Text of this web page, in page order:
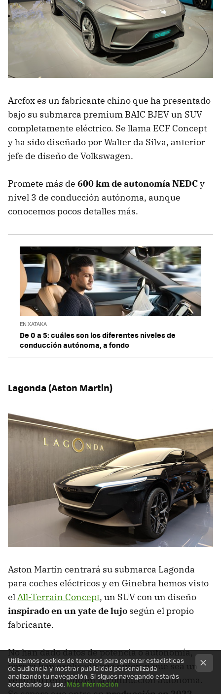
Arcfox es un fabricante chino que ha presentado
bajo su submarca premium BAIC BJEV un SUV
completamente eléctrico. Se llama ECF Concept
y ha sido diseñado por Walter da Silva, anterior
jefe de diseño de Volkswagen.
Promete más de 600 km de autonomía NEDCy
nivel 3 de conducción autónoma, aunque
conocemos pocos detalles más.
EN XATAKA
De 0 a 5: cuáles son los diferentes niveles de
conducción autónoma, a fondo
Lagonda (Aston Martin)
Aston Martin centrará su submarca Lagonda
para coches eléctricos y en Ginebra hemos visto
elAll-Terrain Concept, un SUV con un diseño
inspirado en un yate de lujo según el propio
fabricante.
No han dado datos de potencia o autonomía,
pero sí han explicado que quieren que sea un
vehículo centrado en la conducción autónoma.
Utilizamos cookies de terceros para generar estadísticas
de audiencia y mostrar publicidad personalizada
analizando tu navegación. Si sigues navegando estarás
aceptando su uso.Más información